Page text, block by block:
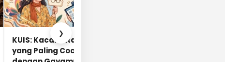
KUIS: Kacamata Apa
yang Paling Cocok
❯